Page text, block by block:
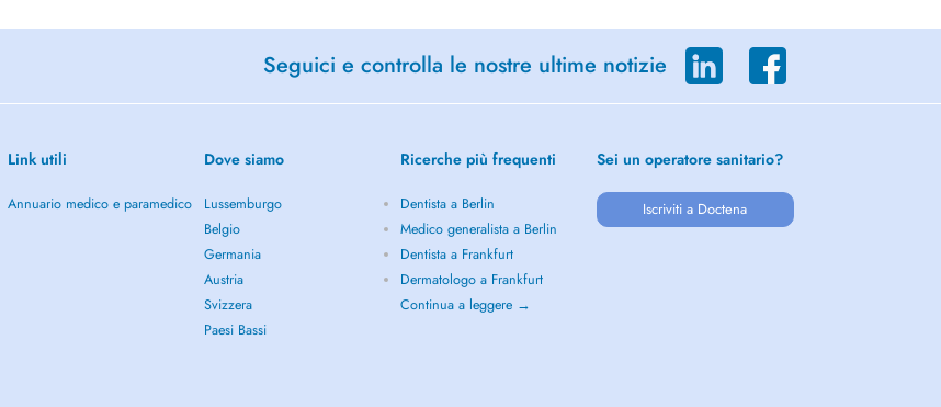
Seguici e controlla le nostre ultime notizie
Link utili
Annuario medico e paramedico
Dove siamo
Lussemburgo
Belgio
Germania
Austria
Svizzera
Paesi Bassi
Ricerche più frequenti
Dentista a Berlin
Medico generalista a Berlin
Dentista a Frankfurt
Dermatologo a Frankfurt
Continua a leggere →
Sei un operatore sanitario?
Iscriviti a Doctena